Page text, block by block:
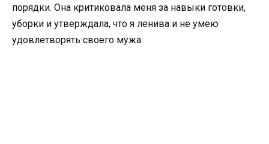
порядки. Она критиковала меня за навыки готовки,
уборки и утверждала, что я ленива и не умею
удовлетворять своего мужа.